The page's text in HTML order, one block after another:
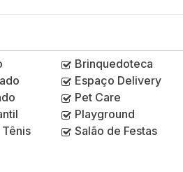
Brinquedoteca
Espaço Delivery
Pet Care
Playground
Salão de Festas